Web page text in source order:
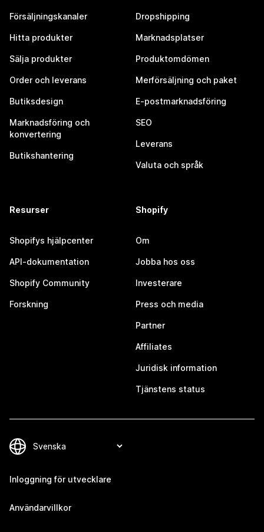
Försäljningskanaler
Hitta produkter
Sälja produkter
Order och leverans
Butiksdesign
Marknadsföring och
konvertering
Butikshantering
Dropshipping
Marknadsplatser
Produktomdömen
Merförsäljning och paket
E-postmarknadsföring
SEO
Leverans
Valuta och språk
Resurser
Shopifys hjälpcenter
API-dokumentation
Shopify Community
Forskning
Shopify
Om
Jobba hos oss
Investerare
Press och media
Partner
Affiliates
Juridisk information
Tjänstens status
Inloggning för utvecklare
Användarvillkor